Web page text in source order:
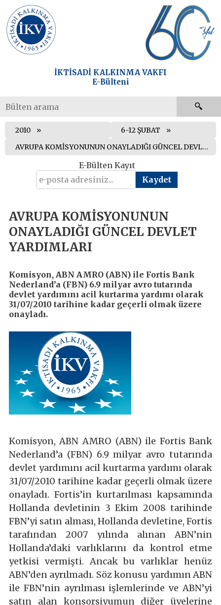
İKTİSADİ KALKINMA VAKFI
E-Bülteni
2010
6-12 ŞUBAT
AVRUPA KOMİSYONUNUN ONAYLADIĞI GÜNCEL DEVLET YARDIMLARI
E-Bülten Kayıt
AVRUPA KOMİSYONUNUN
ONAYLADIĞI GÜNCEL DEVLET
YARDIMLARI
Komisyon, ABN AMRO (ABN) ile Fortis Bank
Nederland’a (FBN) 6.9 milyar avro tutarında
devlet yardımını acil kurtarma yardımı olarak
31/07/2010 tarihine kadar geçerli olmak üzere
onayladı.
Komisyon, ABN AMRO (ABN) ile Fortis Bank
Nederland’a (FBN) 6.9 milyar avro tutarında
devlet yardımını acil kurtarma yardımı olarak
31/07/2010 tarihine kadar geçerli olmak üzere
onayladı. Fortis’in kurtarılması kapsamında
Hollanda devletinin 3 Ekim 2008 tarihinde
FBN’yi satın alması, Hollanda devletine, Fortis
tarafından 2007 yılında alınan ABN’nin
Hollanda’daki varlıklarını da kontrol etme
yetkisi vermişti. Ancak bu varlıklar henüz
ABN’den ayrılmadı. Söz konusu yardımın ABN
ile FBN’nin ayrılması işlemlerinde ve ABN’yi
satın alan konsorsiyumun diğer üyelerine